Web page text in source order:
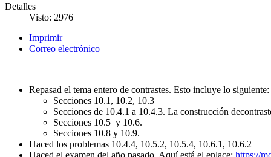
Detalles
Visto: 2976
Imprimir
Correo electrónico
Repasad el tema entero de contrastes. Esto incluye lo siguiente:
Secciones 10.1, 10.2, 10.3
Secciones de 10.4.1 a 10.4.3. La construcción
Secciones 10.5 y 10.6.
Secciones 10.8 y 10.9.
Haced los problemas 10.4.4, 10.5.2, 10.5.4, 10.6.1, 10.6.2
Haced el examen del año pasado. Aquí está el enlace: https://